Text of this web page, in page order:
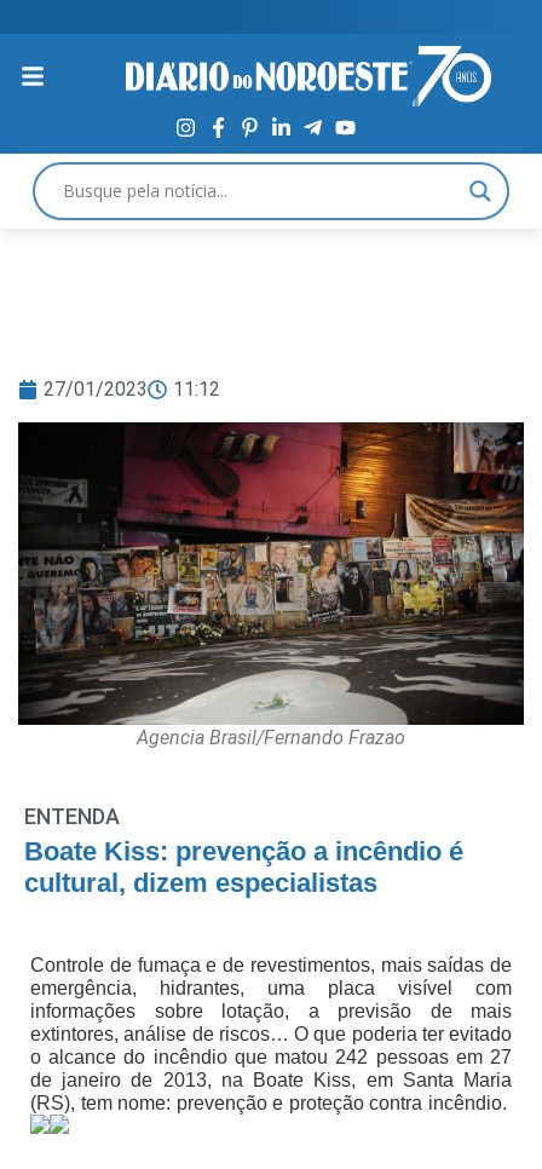
27/01/2023 11:12
Agencia Brasil/Fernando Frazao
ENTENDA
Boate Kiss: prevenção a incêndio é
cultural, dizem especialistas
Controle de fumaça e de revestimentos, mais saídas de
emergência, hidrantes, uma placa visível com
informações sobre lotação, a previsão de mais
extintores, análise de riscos… O que poderia ter evitado
o alcance do incêndio que matou 242 pessoas em 27
de janeiro de 2013, na Boate Kiss, em Santa Maria
(RS), tem nome: prevenção e proteção contra incêndio.